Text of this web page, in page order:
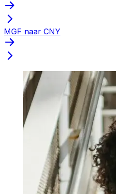
MGF naar CNY